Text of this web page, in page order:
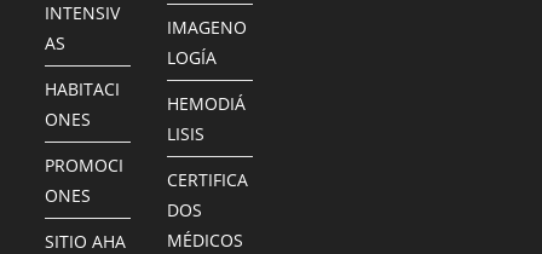
INTENSIV
AS
HABITACI
ONES
PROMOCI
ONES
SITIO AHA
IMAGENO
LOGÍA
HEMODIÁ
LISIS
CERTIFICA
DOS
MÉDICOS